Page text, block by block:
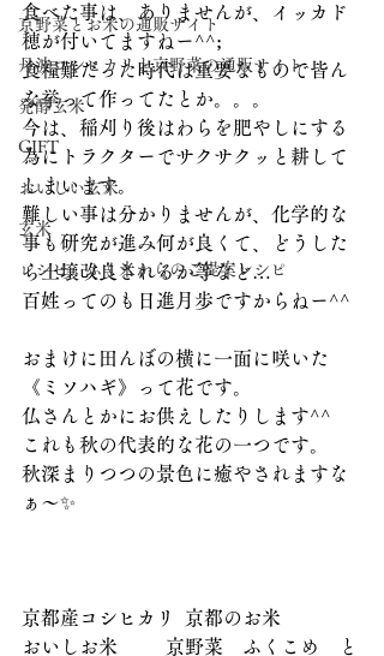
京野菜とお米の通販サイト
丹波コシヒカリと京野菜の通販サイト
発酵玄米
GIFT
おいしい玄米
玄米
レシピ ふく米からのご提案レシピ
食べた事は、ありませんが、イッカド
穂が付いてますねー^^;
食糧難だった時代は重要なもので皆ん
な挙って作ってたとか。。。
今は、稲刈り後はわらを肥やしにする
為にトラクターでサクサクッと耕して
しまいます。
難しい事は分かりませんが、化学的な
事も研究が進み何が良くて、どうした
ら土壌改良されるか等など…
百姓ってのも日進月歩ですからねー^^
おまけに田んぼの横に一面に咲いた
《ミソハギ》って花です。
仏さんとかにお供えしたりします^^
これも秋の代表的な花の一つです。
秋深まりつつの景色に癒やされますな
ぁ〜✨
京都産コシヒカリ  京都のお米
おいしお米	京野菜　ふくこめ　と